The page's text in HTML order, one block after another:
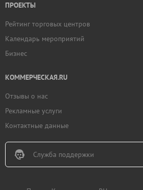
ПРОЕКТЫ
Рейтинг торговых центров
Календарь мероприятий
Бизнес
КОММЕРЧЕСКАЯ.RU
Отзывы о нас
Рекламные услуги
Контактные данные
Служба поддержки